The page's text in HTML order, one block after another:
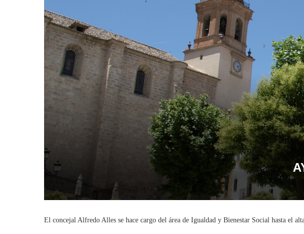
El concejal Alfredo Alles se hace cargo del área de Igualdad y Bienestar Social hasta el